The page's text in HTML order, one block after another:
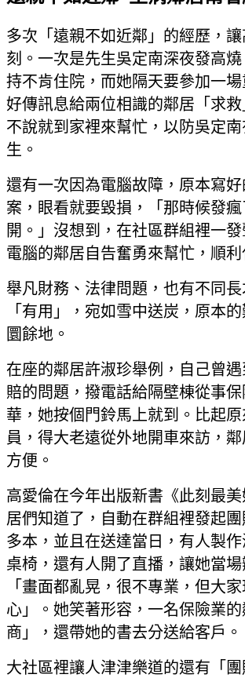
多次「遠親不如近鄰」的經歷，
刻。一次是先生吳定南深夜發高
持不肯住院，而她隔天要參加一
好傳訊息給兩位相識的鄰居「求
不說就到家裡來幫忙，以防吳定
生。
還有一次因為電腦故障，原本寫
案，眼看就要毀損，「那時候發
開。」沒想到，在社區群組裡一
電腦的鄰居自告奮勇來幫忙，順利
舉凡財務、法律問題，也有不同
「有用」，宛如雪中送炭，原本
圜餘地。
在座的鄰居許淑珍舉例，自己曾
賠的問題，撥電話給隔壁棟從事
華，她按個門鈴馬上就到。比起
員，得大老遠從外地開車來訪，
方便。
高愛倫在今年出版新書《此刻最
居們知道了，自動在群組裡發起
多本，並且在送達當日，有人製
桌椅，還有人開了直播，讓她當場
「畫面都亂晃，很不專業，但大
心」。她笑著形容，一名保險業
商」，還帶她的書去分送給客戶。
大社區裡讓人津津樂道的還有「